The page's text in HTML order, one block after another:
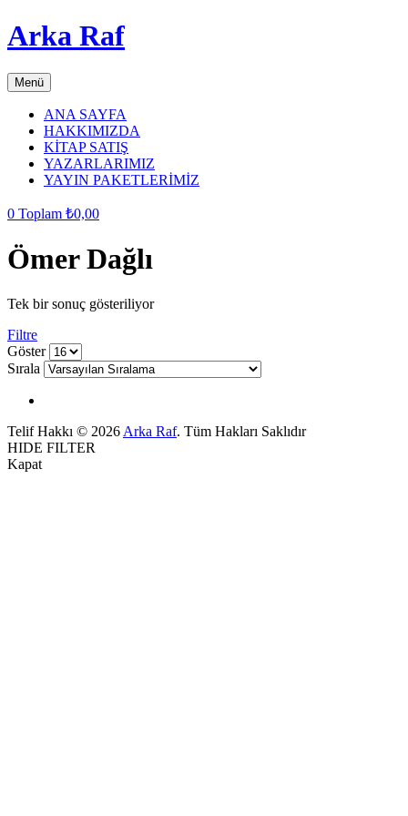
Arka Raf
Menü
ANA SAYFA
HAKKIMIZDA
KİTAP SATIŞ
YAZARLARIMIZ
YAYIN PAKETLERİMİZ
0 Toplam ₺0,00
Ömer Dağlı
Tek bir sonuç gösteriliyor
Filtre
grid
button
list
button
Göster
Sırala
Telif Hakkı © 2026 Arka Raf. Tüm Hakları Saklıdır
HIDE FILTER
Kapat